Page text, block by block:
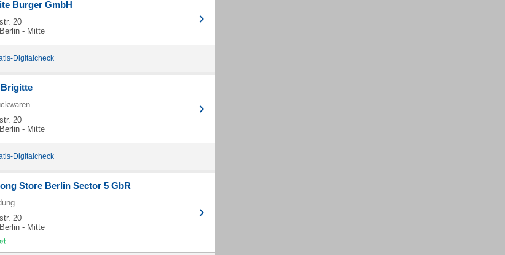
Burger GmbH
20
- Mitte
Digitalcheck
20
- Mitte
Digitalcheck
Store Berlin Sector 5 GbR
20
- Mitte